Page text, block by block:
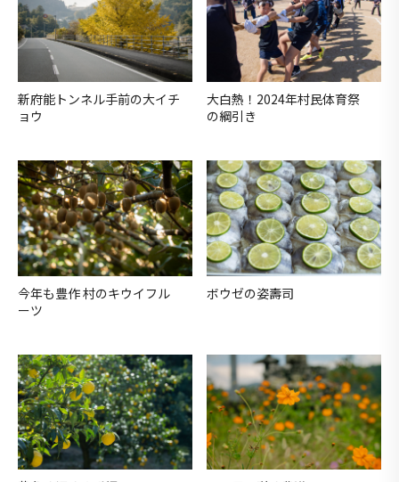
新府能トンネル手前の大イチ
ョウ
大白熱！2024年村民体育祭
の綱引き
今年も豊作 村のキウイフル
ーツ
ボウゼの姿壽司